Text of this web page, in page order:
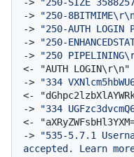
->
"250-
->
"250-AUTH LOGIN
->
"250-
->
"250
->
"334
->
"334
->
"535-5.7.1
accepted. Learn